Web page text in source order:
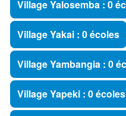
Village Yalosemba : 0
Village Yakai : 0 écoles
Village Yambangia : 0
Village Yapeki : 0 écoles